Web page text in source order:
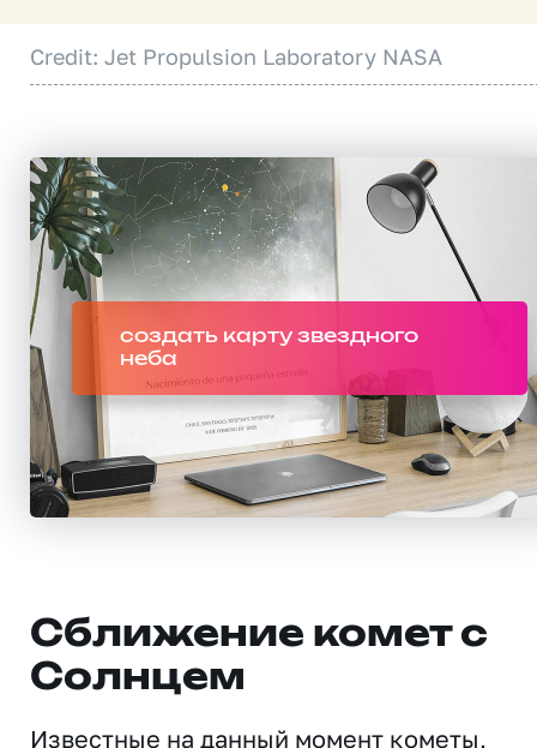
Credit: Jet Propulsion Laboratory NASA
создать карту звездного
неба
Сближение комет с
Солнцем
Известные на данный момент кометы,